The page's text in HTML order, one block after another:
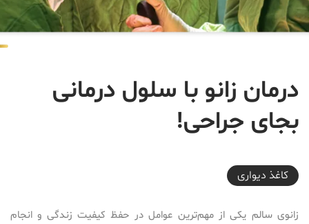
درمان زانو با سلول درمانی
بجای جراحی!
2025-02-23T23:48:40+03:30
کاغذ دیواری
زانوی سالم یکی از مهم‌ترین عوامل در حفظ کیفیت زندگی و انجام